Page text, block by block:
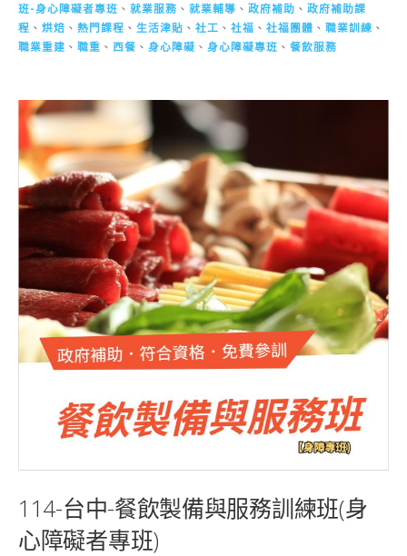
班-身心障礙者專班 、 就業服務 、 就業輔導 、 政府補助 、 政府補助課
程 、 烘焙 、 熱門課程 、 生活津貼 、 社工 、 社福 、 社福團體 、 職業訓練 、
職業重建 、 職重 、 西餐 、 身心障礙 、 身心障礙專班 、 餐飲服務
114-台中-餐飲製備與服務訓練班(身
心障礙者專班)